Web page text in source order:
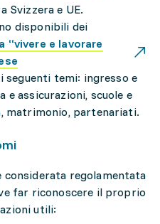
Svizzera e UE.
disponibili dei
e lavorare
temi: ingresso e
e assicurazioni, scuole e
matrimonio, partenariati.
considerata regolamentata
far riconoscere il proprio
utili: